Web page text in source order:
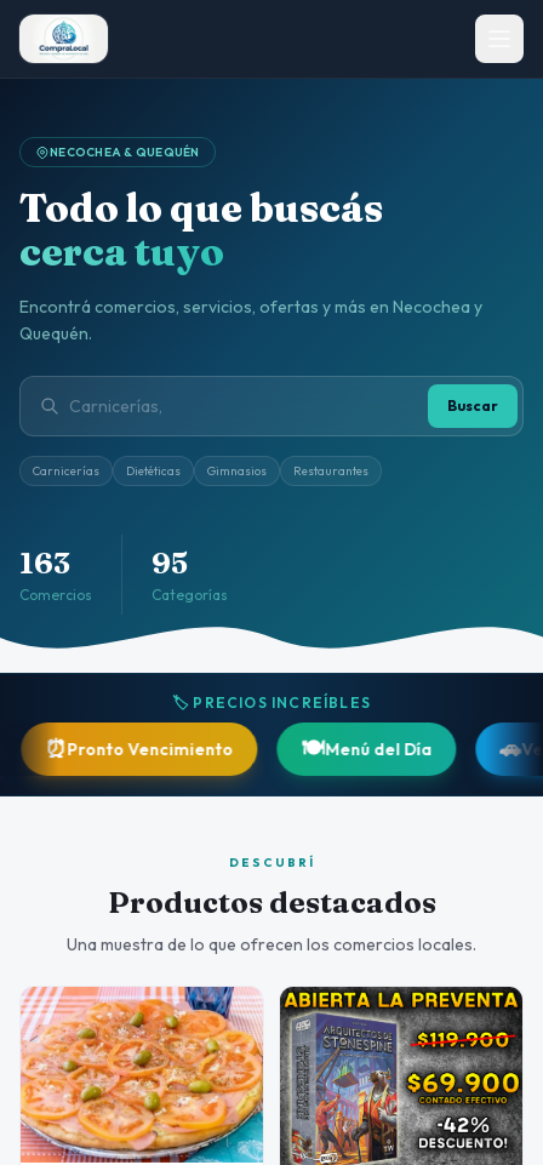
NECOCHEA & QUEQUÉN
Todo lo que buscás
cerca tuyo
Encontrá comercios, servicios, ofertas y más en Necochea y
Quequén.
Buscar
Carnicerías Dietéticas Gimnasios Restaurantes
163
Comercios
95
Categorías
🏷️ PRECIOS INCREÍBLES
Vencimiento 🍽️Menú del Día 🚗Vehículos
DESCUBRÍ
Productos destacados
Una muestra de lo que ofrecen los comercios locales.